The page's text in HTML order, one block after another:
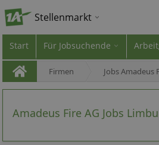
Stellenmarkt
Start Für Jobsuchende
Firmen Jobs Amadeus
Amadeus Fire AG Jobs